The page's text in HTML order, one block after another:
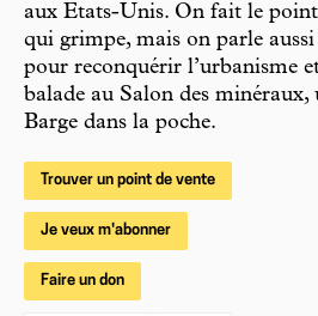
aux Etats-Unis. On fait le
qui grimpe, mais on parle aussi
pour reconquérir l’urbanisme
balade au Salon des minéraux,
Barge dans la poche.
Trouver un point de vente
Je veux m'abonner
Faire un don